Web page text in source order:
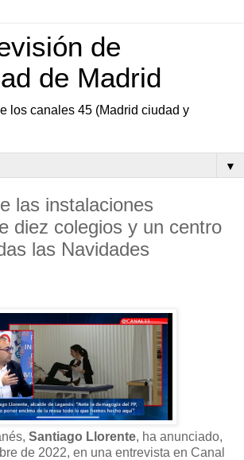
de
de Madrid
los canales 45 (Madrid ciudad y
▼
las instalaciones
diez colegios y un centro
las Navidades
Santiago Llorente, ha anunciado,
de 2022, en una entrevista en Canal